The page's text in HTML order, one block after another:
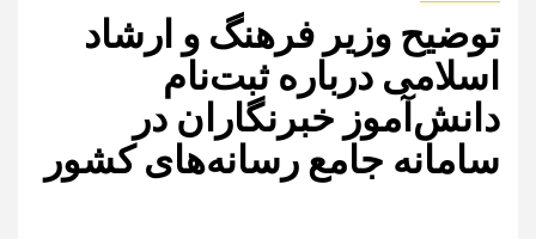
توضیح وزیر فرهنگ و ارشاد
اسلامی درباره ثبت‌نام
دانش‌آموز خبرنگاران در
سامانه جامع رسانه‌های کشور